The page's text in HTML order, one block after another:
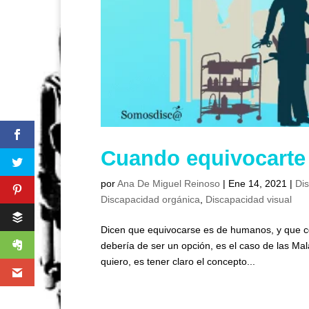
Cuando
porAna De Miguel Reinoso | Ene 14, 2021 |
Discapacidad orgánica, Discapacidad visual
Dicen que equivocarse es de humanos, y que
debería de ser un opción, es el caso de las
quiero, es tener claro el concepto...